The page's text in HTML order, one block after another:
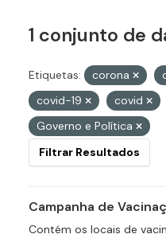
1 conjunto de
Etiquetas: corona
covid-19
covid
Governo e Política
Filtrar Resultados
Campanha de
Contém os locais de